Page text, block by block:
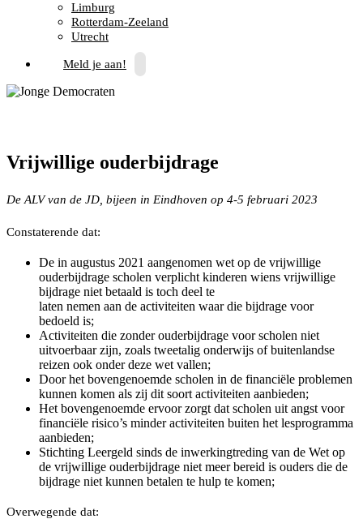
Limburg
Rotterdam-Zeeland
Utrecht
Meld je aan!
Vrijwillige ouderbijdrage
De ALV van de JD, bijeen in Eindhoven op 4-5 februari 2023
Constaterende dat:
De in augustus 2021 aangenomen wet op de vrijwillige
ouderbijdrage scholen verplicht kinderen wiens vrijwillige
bijdrage niet betaald is toch deel te
laten nemen aan de activiteiten waar die bijdrage voor
bedoeld is;
Activiteiten die zonder ouderbijdrage voor scholen niet
uitvoerbaar zijn, zoals tweetalig onderwijs of buitenlandse
reizen ook onder deze wet vallen;
Door het bovengenoemde scholen in de financiële problemen
kunnen komen als zij dit soort activiteiten aanbieden;
Het bovengenoemde ervoor zorgt dat scholen uit angst voor
financiële risico’s minder activiteiten buiten het lesprogramma
aanbieden;
Stichting Leergeld sinds de inwerkingtreding van de Wet op
de vrijwillige ouderbijdrage niet meer bereid is ouders die de
bijdrage niet kunnen betalen te hulp te komen;
Overwegende dat: